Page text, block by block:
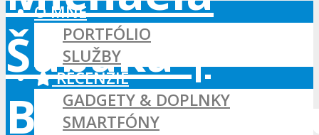
O MNE
PORTFÓLIO
SLUŽBY
RECENZIE
GADGETY & DOPLNKY
SMARTFÓNY